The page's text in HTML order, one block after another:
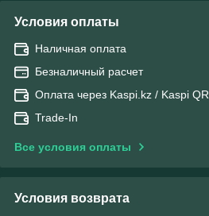
Условия оплаты
Наличная оплата
Безналичный расчет
Оплата через Kaspi.kz / Kaspi QR
Trade-In
Все условия оплаты
Условия возврата